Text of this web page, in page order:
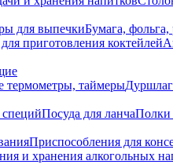
для выпечкиБумага,
приготовления коктейлей
термометры, таймеры
Посуда для ланчаПолки
Приспособления для
и хранения алкогольных